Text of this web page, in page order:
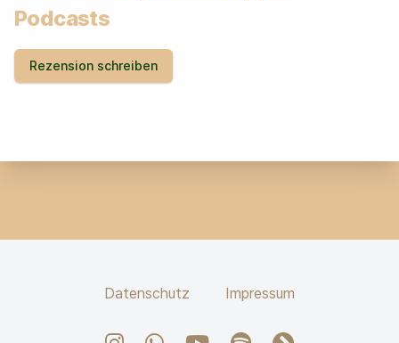
Podcasts
Rezension schreiben
Datenschutz Impressum